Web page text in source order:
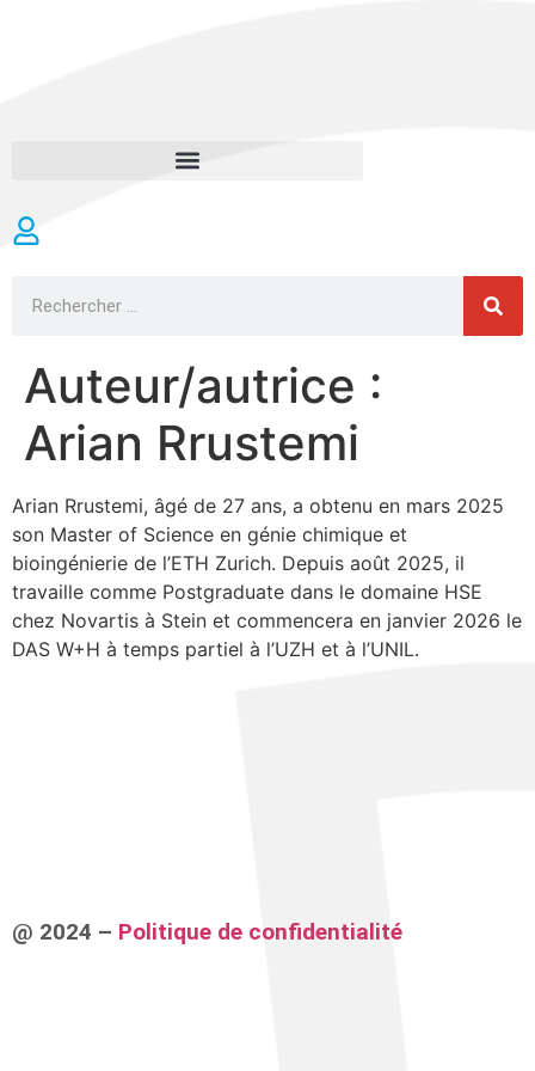
Auteur/autrice :
Arian Rrustemi
Arian Rrustemi, âgé de 27 ans, a obtenu en mars 2025
son Master of Science en génie chimique et
bioingénierie de l’ETH Zurich. Depuis août 2025, il
travaille comme Postgraduate dans le domaine HSE
chez Novartis à Stein et commencera en janvier 2026 le
DAS W+H à temps partiel à l’UZH et à l’UNIL.
@ 2024 – Politique de confidentialité